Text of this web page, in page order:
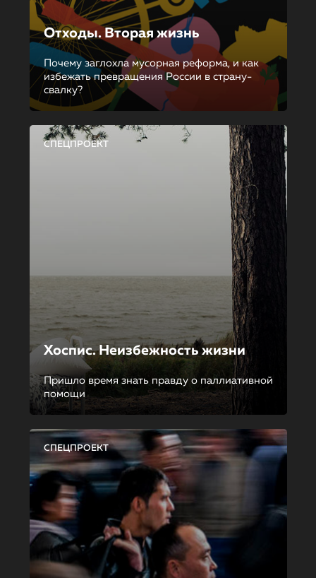
Отходы. Вторая жизнь
Почему заглохла мусорная реформа, и как
избежать превращения России в страну-
свалку?
СПЕЦПРОЕКТ
Хоспис. Неизбежность жизни
Пришло время знать правду о паллиативной
помощи
СПЕЦПРОЕКТ